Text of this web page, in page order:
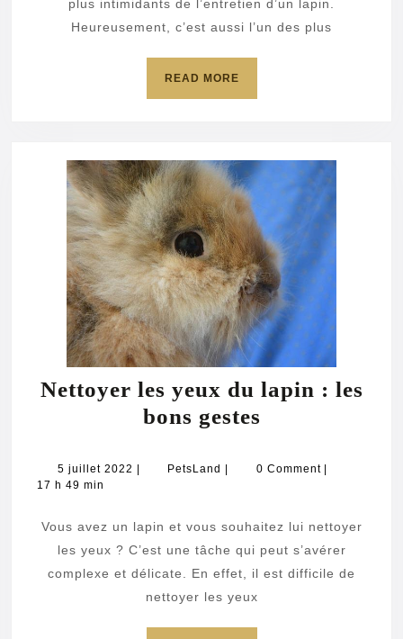
plus intimidants de l’entretien d’un lapin.
Heureusement, c’est aussi l’un des plus
READ MOREREAD
Nettoyer les yeux du lapin : les
bons gestes
yeux
lapin
:
les
5 juillet 2022 5| PetsLand PetsLand
| 0 Comment |
17 h 49 min
Vous avez un lapin et vous souhaitez lui nettoyer
les yeux ? C’est une tâche qui peut s’avérer
complexe et délicate. En effet, il est difficile de
nettoyer les yeux